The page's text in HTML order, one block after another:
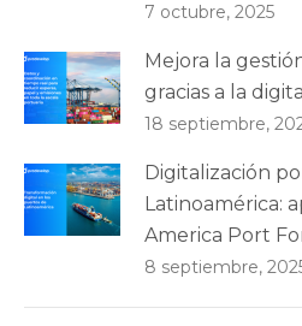
7 octubre, 2025
Mejora la
gracias a la
18 septiembre,
Digitalización
Latinoamérica:
America Port
8 septiembre,